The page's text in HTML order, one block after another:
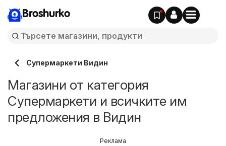
Broshurko
Супермаркети Видин
Магазини от категория
Супермаркети и всичките им
предложения в Видин
Реклама